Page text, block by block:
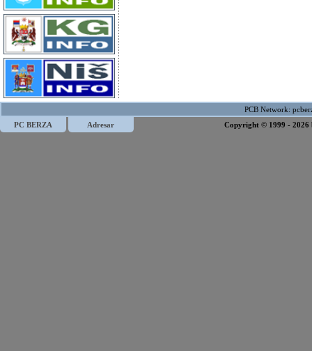
PCB Network:
PC BERZA
Adresar Copyright © 1999 -